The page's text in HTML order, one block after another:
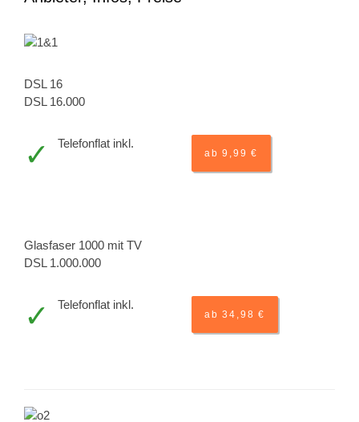
DSL 16
DSL 16.000
Telefonflat inkl.
ab 9,99 €
Glasfaser 1000 mit TV
DSL 1.000.000
Telefonflat inkl.
ab 34,98 €